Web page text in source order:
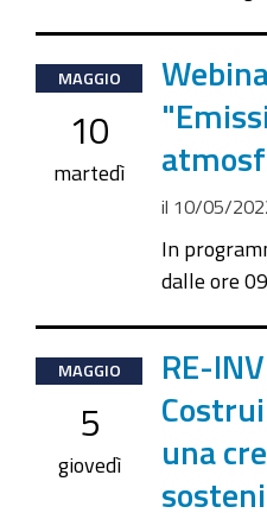
2022-
05-
10T09:30:00+02:00
2022-
MAGGIO
10
martedì
il 10/05/
In
dalle ore
2022-
05-
05T14:00:00+02:00
2022-
MAGGIO
5
giovedì
RE-
una